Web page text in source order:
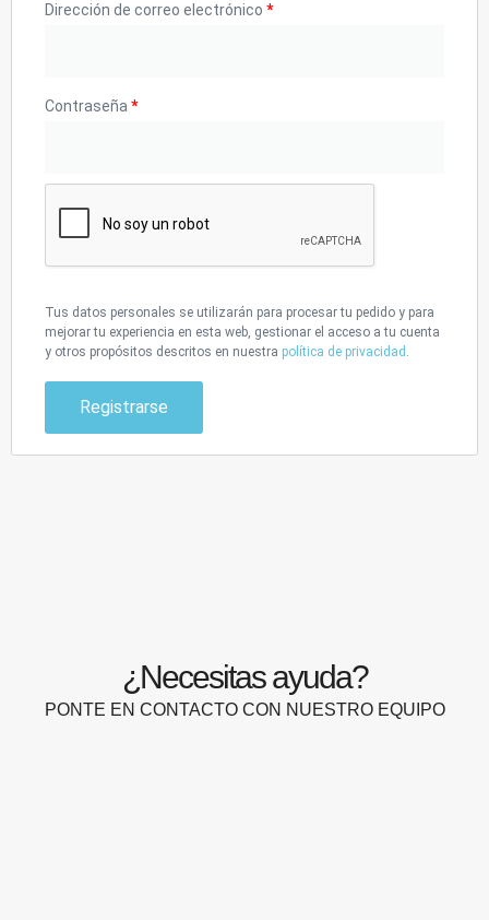
Dirección de correo electrónico *
Contraseña*
Tus datos personales se utilizarán para procesar tu pedido y para
mejorar tu experiencia en esta web, gestionar el acceso a tu cuenta
y otros propósitos descritos en nuestra política de privacidad .
Registrarse
¿Necesitas ayuda?
PONTE EN CONTACTO CON NUESTRO EQUIPO